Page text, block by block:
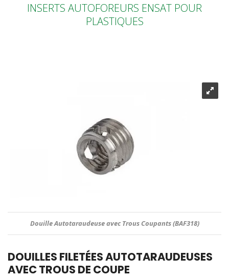
INSERTS AUTOFOREURS ENSAT POUR
PLASTIQUES
Douille Autotaraudeuse avec Trous Coupants (BAF318)
DOUILLES FILETÉES AUTOTARAUDEUSES
AVEC TROUS DE COUPE